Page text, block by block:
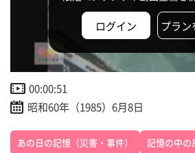
ログイン プラン
00:00:51
昭和60年（1985）6月8日
あの日の記憶（災害・事件） 記憶の中の